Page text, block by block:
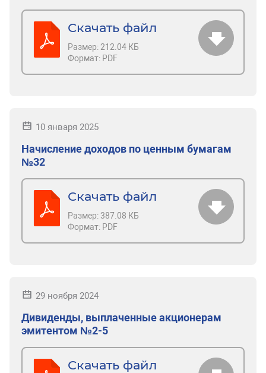
Скачать файл
Размер:212.04 КБ
Формат: PDF
10 января 2025
Начисление доходов по ценным бумагам
№32
Скачать файл
Размер:387.08 КБ
Формат: PDF
29 ноября 2024
Дивиденды, выплаченные акционерам
эмитентом №2-5
Скачать файл